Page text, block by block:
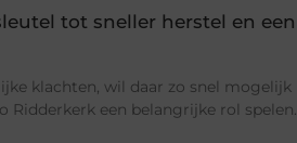
tot sneller herstel en een
klachten, wil daar zo snel mogelijk
Ridderkerk een belangrijke rol spelen.